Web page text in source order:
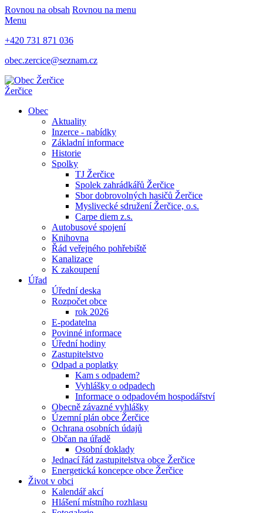
Rovnou na obsah Rovnou na menu
Menu
+420 731 871 036
obec.zercice@seznam.cz
Žerčice
Obec
Aktuality
Inzerce - nabídky
Základní informace
Historie
Spolky
TJ Žerčice
Spolek zahrádkářů Žerčice
Sbor dobrovolných hasičů Žerčice
Myslivecké sdružení Žerčice, o.s.
Carpe diem z.s.
Autobusové spojení
Knihovna
Řád veřejného pohřebiště
Kanalizace
K zakoupení
Úřad
Úřední deska
Rozpočet obce
rok 2026
E-podatelna
Povinné informace
Úřední hodiny
Zastupitelstvo
Odpad a poplatky
Kam s odpadem?
Vyhlášky o odpadech
Informace o odpadovém hospodářství
Obecně závazné vyhlášky
Územní plán obce Žerčice
Ochrana osobních údajů
Občan na úřadě
Osobní doklady
Jednací řád zastupitelstva obce Žerčice
Energetická koncepce obce Žerčice
Život v obci
Kalendář akcí
Hlášení místního rozhlasu